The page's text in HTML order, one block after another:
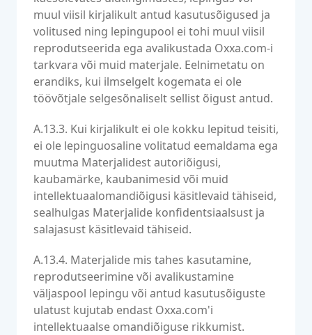
muul viisil kirjalikult antud kasutusõigused ja
volitused ning lepingupool ei tohi muul viisil
reprodutseerida ega avalikustada Oxxa.com-i
tarkvara või muid materjale. Eelnimetatu on
erandiks, kui ilmselgelt kogemata ei ole
töövõtjale selgesõnaliselt sellist õigust antud.
A.13.3. Kui kirjalikult ei ole kokku lepitud teisiti,
ei ole lepinguosaline volitatud eemaldama ega
muutma Materjalidest autoriõigusi,
kaubamärke, kaubanimesid või muid
intellektuaalomandiõigusi käsitlevaid tähiseid,
sealhulgas Materjalide konfidentsiaalsust ja
salajasust käsitlevaid tähiseid.
A.13.4. Materjalide mis tahes kasutamine,
reprodutseerimine või avalikustamine
väljaspool lepingu või antud kasutusõiguste
ulatust kujutab endast Oxxa.com'i
intellektuaalse omandiõiguse rikkumist.